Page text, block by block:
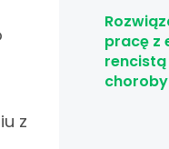
z
pracę z
choroby